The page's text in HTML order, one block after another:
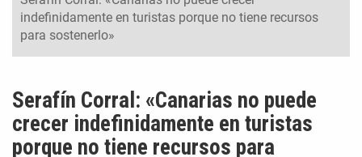
indefinidamente en turistas porque no tiene recursos
para sostenerlo»
Serafín Corral: «Canarias no puede
crecer indefinidamente en turistas
porque no tiene recursos para